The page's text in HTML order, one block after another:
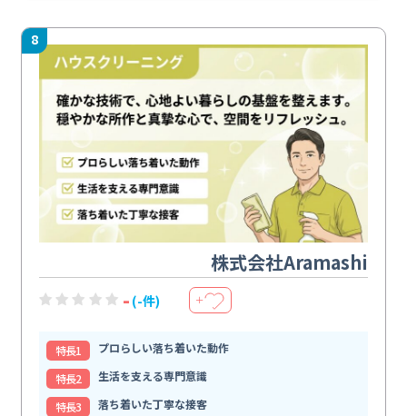
8
株式会社Aramashi
- (-件) ＋
特⻑1
プロらしい落ち着いた動作
特⻑2
生活を支える専門意識
特⻑3
落ち着いた丁寧な接客